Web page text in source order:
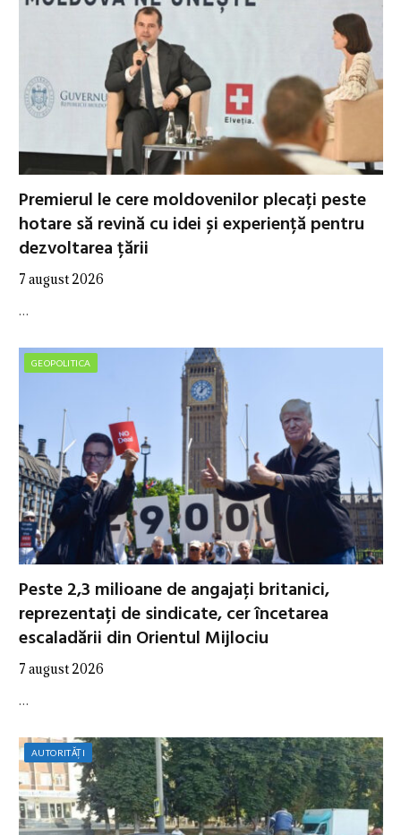
Premierul le cere moldovenilor plecați peste
hotare să revină cu idei și experiență pentru
dezvoltarea țării
7 august 2026
…
GEOPOLITICA
Peste 2,3 milioane de angajați britanici,
reprezentați de sindicate, cer încetarea
escaladării din Orientul Mijlociu
7 august 2026
…
AUTORITĂȚI